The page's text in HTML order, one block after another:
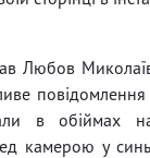
Любов
повідомлення
в обіймах
камерою у